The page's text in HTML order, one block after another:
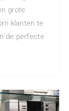
grote
klanten te
de perfecte